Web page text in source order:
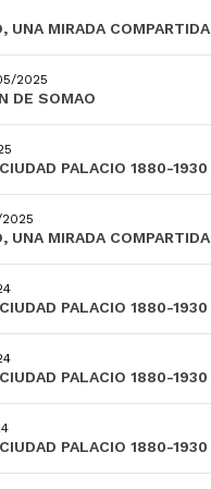
UNA MIRADA COMPARTIDA
2025
DE SOMAO
PALACIO 1880-1930
2025
UNA MIRADA COMPARTIDA
PALACIO 1880-1930
PALACIO 1880-1930
PALACIO 1880-1930